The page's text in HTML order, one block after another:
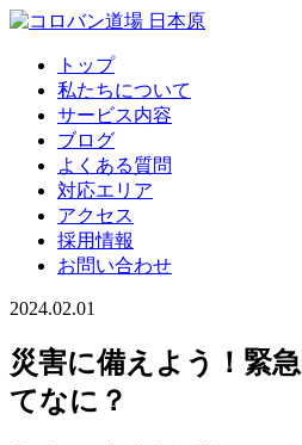
トップ
私たちについて
サービス内容
ブログ
よくある質問
対応エリア
アクセス
採用情報
お問い合わせ
2024.02.01
災害に備えよう！緊
てなに？